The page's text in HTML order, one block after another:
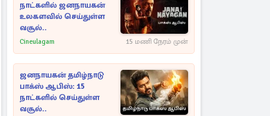
நாட்களில் ஜனநாயகன்
உலகளவில் செய்துள்ள
வசூல்..
Cineulagam 15 மணி நேரம் முன்
ஜனநாயகன் தமிழ்நாடு
பாக்ஸ் ஆபிஸ்: 15
நாட்களில் செய்துள்ள
வசூல்..